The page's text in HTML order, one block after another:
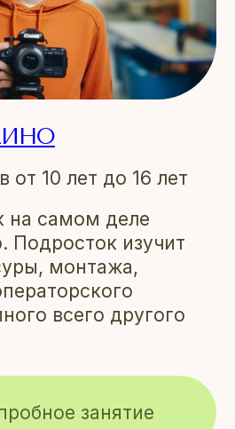
от 10 лет до 16 лет
на самом деле
Подросток изучит
монтажа,
всего другого
занятие